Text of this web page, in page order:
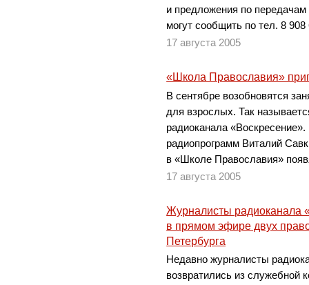
и предложения по
могут сообщить по тел. 8 908
17 августа 2005
«Школа Православия»
В сентябре возобновятся
для взрослых. Так
радиоканала
радиопрограмм Виталий
в «Школе Православия»
17 августа 2005
Журналисты радиоканала
в прямом эфире двух
Петербурга
Недавно журналисты
возвратились из служебной